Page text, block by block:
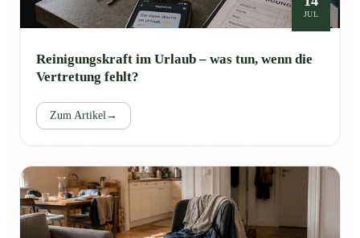
JUL
Reinigungskraft im Urlaub – was tun, wenn die
Vertretung fehlt?
Zum Artikel→